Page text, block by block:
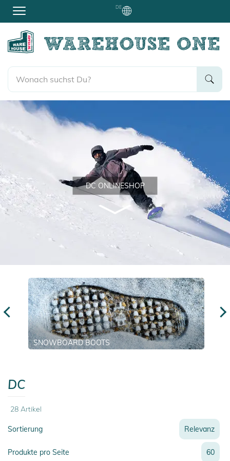
DE
DC ONLINESHOP
SNOWBOARD BOOTS
DC
28 Artikel
Sortierung
Relevanz
Relevanz
Neueste
Produkte pro Seite 60